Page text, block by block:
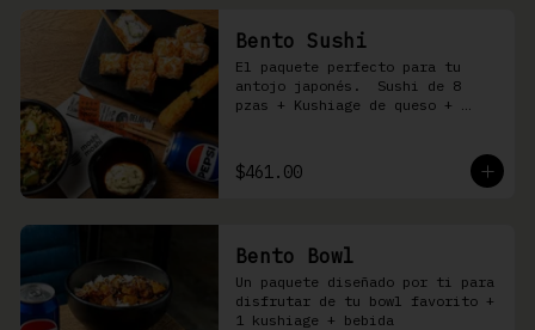
Bento Sushi
El paquete perfecto para tu
antojo japonés.  Sushi de 8
pzas + Kushiage de queso +
$461.00
Bento Bowl
Un paquete diseñado por ti para
disfrutar de tu bowl favorito +
1 kushiage + bebida